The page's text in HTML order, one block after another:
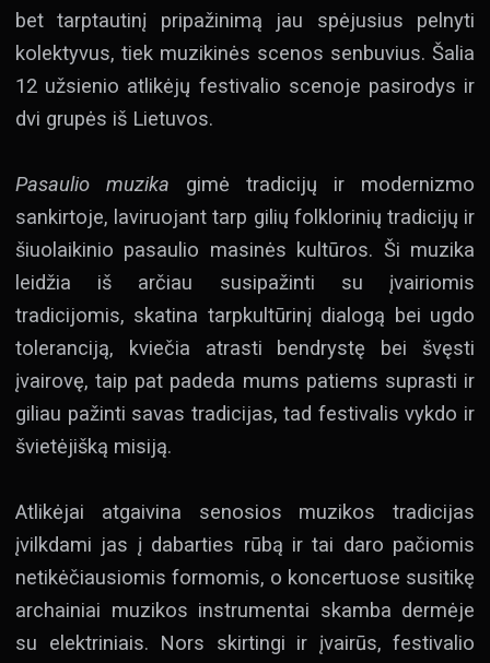
bet tarptautinį pripažinimą jau spėjusius pelnyti
kolektyvus, tiek muzikinės scenos senbuvius. Šalia
12 užsienio atlikėjų festivalio scenoje pasirodys ir
dvi grupės iš Lietuvos.
Pasaulio muzika gimė tradicijų ir modernizmo
sankirtoje, laviruojant tarp gilių folklorinių tradicijų ir
šiuolaikinio pasaulio masinės kultūros. Ši muzika
leidžia iš arčiau susipažinti su įvairiomis
tradicijomis, skatina tarpkultūrinį dialogą bei ugdo
toleranciją, kviečia atrasti bendrystę bei švęsti
įvairovę, taip pat padeda mums patiems suprasti ir
giliau pažinti savas tradicijas, tad festivalis vykdo ir
švietėjišką misiją.
Atlikėjai atgaivina senosios muzikos tradicijas
įvilkdami jas į dabarties rūbą ir tai daro pačiomis
netikėčiausiomis formomis, o koncertuose susitikę
archainiai muzikos instrumentai skamba dermėje
su elektriniais. Nors skirtingi ir įvairūs, festivalio